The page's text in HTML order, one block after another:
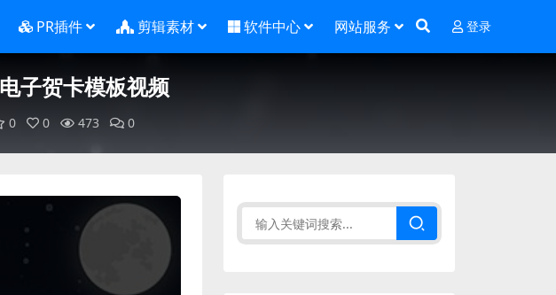
PR插件 剪辑素材 软件中心 网站服务 登录
子贺卡模板视频
0 0 473 0